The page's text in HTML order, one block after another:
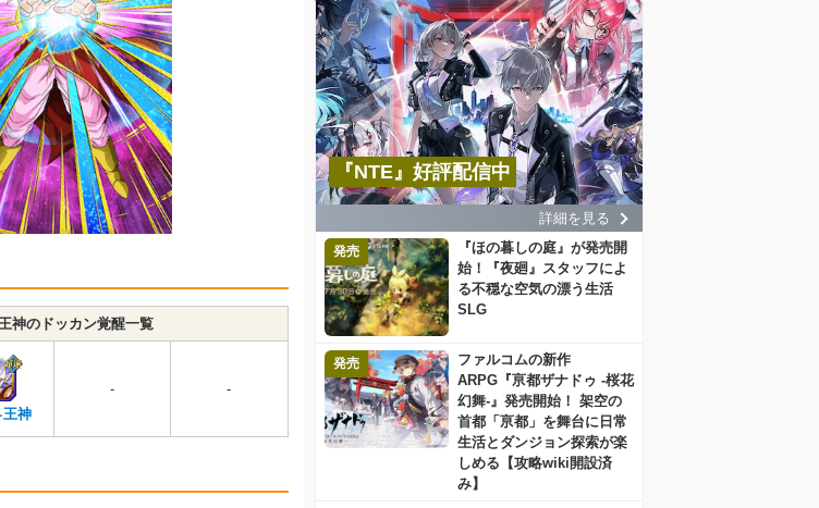
神のドッカン覚醒一覧
神
- -
『NTE』好評配信中
詳細を見る
発売
『ほの暮しの庭』が発売開
始！『夜廻』スタッフによ
る不穏な空気の漂う生活
SLG
発売
ファルコムの新作
ARPG『亰都ザナドゥ -桜花
幻舞-』発売開始！ 架空の
首都「亰都」を舞台に日常
生活とダンジョン探索が楽
しめる【攻略wiki開設済
み】